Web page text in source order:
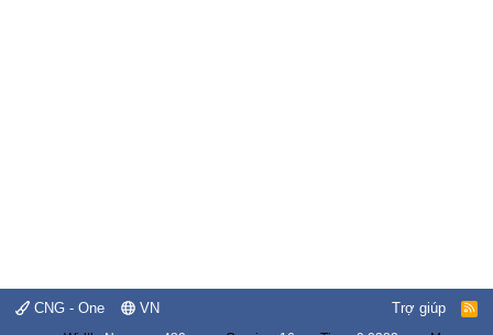
CNG - One VN Trợ giúp
R